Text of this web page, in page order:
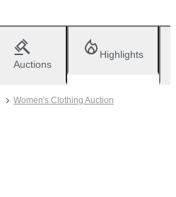
Auctions
Highlights
Women's Clothing Auction